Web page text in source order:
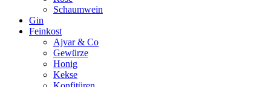
Schaumwein
Gin
Feinkost
Ajvar & Co
Gewürze
Honig
Kekse